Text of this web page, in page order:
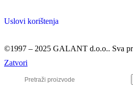
Uslovi korištenja
©1997 – 2025 GALANT d.o.o.. Sva
Zatvori